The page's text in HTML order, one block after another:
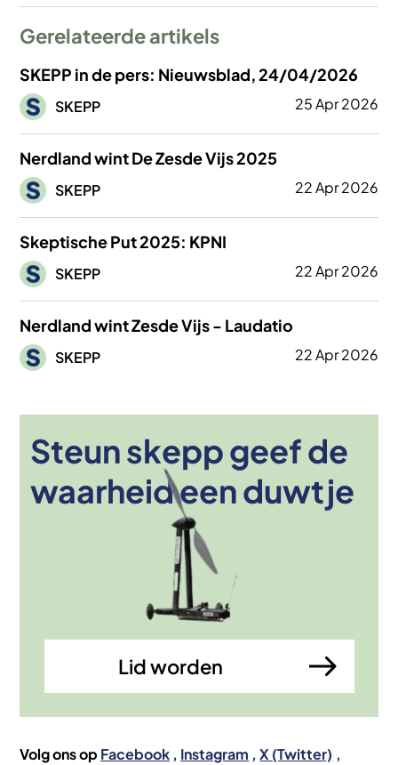
Gerelateerde artikels
SKEPP in de pers: Nieuwsblad, 24/04/2026
Afbeelding
SKEPP 25 Apr 2026
Nerdland wint De Zesde Vijs 2025
Afbeelding
SKEPP 22 Apr 2026
Skeptische Put 2025: KPNI
Afbeelding
SKEPP 22 Apr 2026
Nerdland wint Zesde Vijs - Laudatio
Afbeelding
SKEPP 22 Apr 2026
Steun skepp geef de
waarheid een duwtje
Lid worden
Afbeelding
Volg ons op Facebook Instagram
X (Twitter)